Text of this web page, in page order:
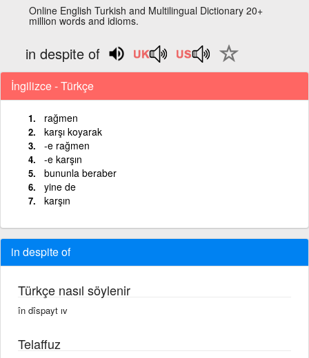
Online English Turkish and Multilingual Dictionary 20+
million words and idioms.
in despite of
İngilizce - Türkçe
rağmen
karşı koyarak
-e rağmen
-e karşın
bununla beraber
yine de
karşın
in despite of
Türkçe nasıl söylenir
în dîspayt ıv
Telaffuz